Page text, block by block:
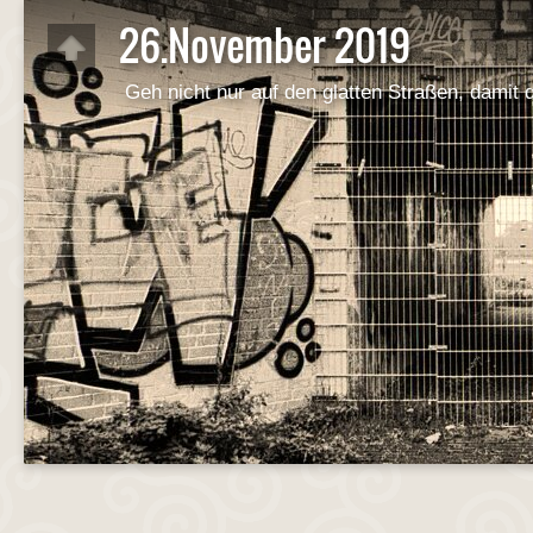
26.November 2019
Geh nicht nur auf den glatten Straßen, damit